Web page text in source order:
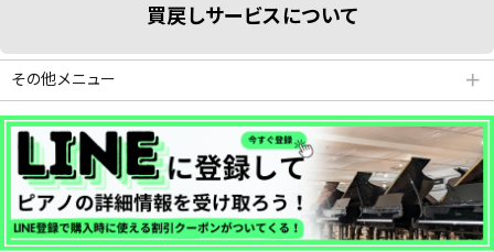
買戻しサービスについて
その他メニュー ＋
分割払いシミュレーション
納品・サービス・消音取付可能エリア